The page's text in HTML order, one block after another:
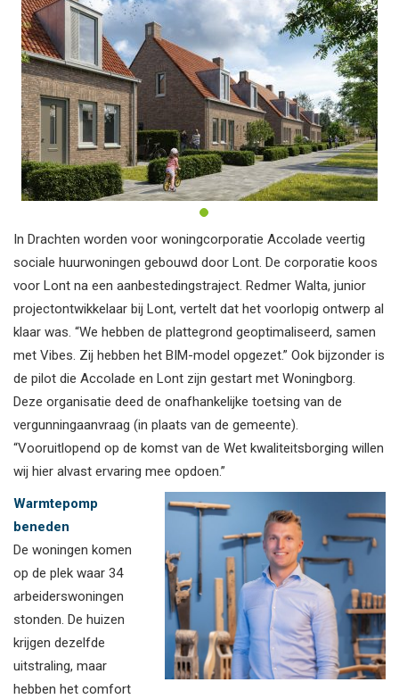
In Drachten worden voor woningcorporatie Accolade veertig
sociale huurwoningen gebouwd door Lont. De corporatie koos
voor Lont na een aanbestedingstraject. Redmer Walta, junior
projectontwikkelaar bij Lont, vertelt dat het voorlopig ontwerp al
klaar was. “We hebben de plattegrond geoptimaliseerd, samen
met Vibes. Zij hebben het BIM-model opgezet.” Ook bijzonder is
de pilot die Accolade en Lont zijn gestart met Woningborg.
Deze organisatie deed de onafhankelijke toetsing van de
vergunningaanvraag (in plaats van de gemeente).
“Vooruitlopend op de komst van de Wet kwaliteitsborging willen
wij hier alvast ervaring mee opdoen.”
Warmtepomp
beneden
De woningen komen
op de plek waar 34
arbeiderswoningen
stonden. De huizen
krijgen dezelfde
uitstraling, maar
hebben het comfort